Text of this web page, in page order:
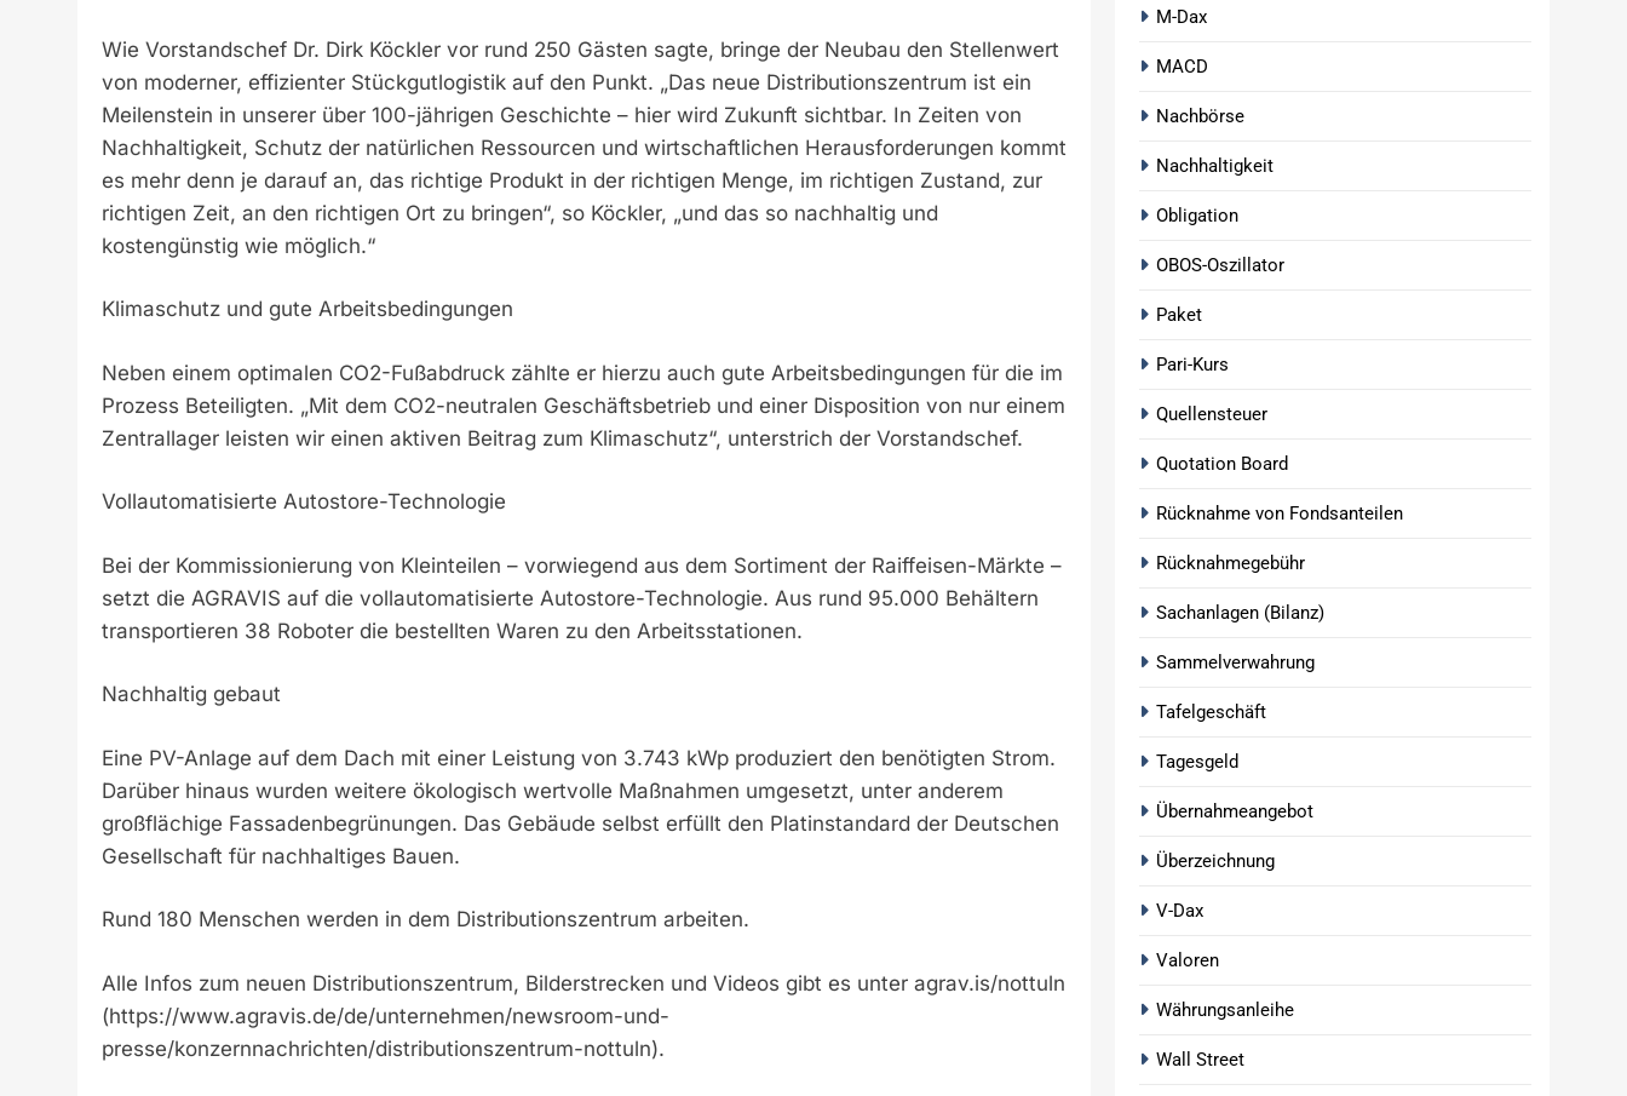
Wie Vorstandschef Dr. Dirk Köckler vor rund 250 Gästen sagte, bringe der Neubau den Stellenwert
von moderner, effizienter Stückgutlogistik auf den Punkt. „Das neue Distributionszentrum ist ein
Meilenstein in unserer über 100-jährigen Geschichte – hier wird Zukunft sichtbar. In Zeiten von
Nachhaltigkeit, Schutz der natürlichen Ressourcen und wirtschaftlichen Herausforderungen kommt
es mehr denn je darauf an, das richtige Produkt in der richtigen Menge, im richtigen Zustand, zur
richtigen Zeit, an den richtigen Ort zu bringen“, so Köckler, „und das so nachhaltig und
kostengünstig wie möglich.“
Klimaschutz und gute Arbeitsbedingungen
Neben einem optimalen CO2-Fußabdruck zählte er hierzu auch gute Arbeitsbedingungen für die im
Prozess Beteiligten. „Mit dem CO2-neutralen Geschäftsbetrieb und einer Disposition von nur einem
Zentrallager leisten wir einen aktiven Beitrag zum Klimaschutz“, unterstrich der Vorstandschef.
Vollautomatisierte Autostore-Technologie
Bei der Kommissionierung von Kleinteilen – vorwiegend aus dem Sortiment der Raiffeisen-Märkte –
setzt die AGRAVIS auf die vollautomatisierte Autostore-Technologie. Aus rund 95.000 Behältern
transportieren 38 Roboter die bestellten Waren zu den Arbeitsstationen.
Nachhaltig gebaut
Eine PV-Anlage auf dem Dach mit einer Leistung von 3.743 kWp produziert den benötigten Strom.
Darüber hinaus wurden weitere ökologisch wertvolle Maßnahmen umgesetzt, unter anderem
großflächige Fassadenbegrünungen. Das Gebäude selbst erfüllt den Platinstandard der Deutschen
Gesellschaft für nachhaltiges Bauen.
Rund 180 Menschen werden in dem Distributionszentrum arbeiten.
Alle Infos zum neuen Distributionszentrum, Bilderstrecken und Videos gibt es unter agrav.is/nottuln
(https://www.agravis.de/de/unternehmen/newsroom-und-
presse/konzernnachrichten/distributionszentrum-nottuln).
M-Dax
MACD
Nachbörse
Nachhaltigkeit
Obligation
OBOS-Oszillator
Paket
Pari-Kurs
Quellensteuer
Quotation Board
Rücknahme von Fondsanteilen
Rücknahmegebühr
Sachanlagen (Bilanz)
Sammelverwahrung
Tafelgeschäft
Tagesgeld
Übernahmeangebot
Überzeichnung
V-Dax
Valoren
Währungsanleihe
Wall Street